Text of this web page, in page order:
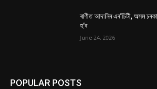
ৰাণীত আদানিৰ এৰ’চিটী, অসম
হ’ব
June 24, 2026
POPULAR POSTS